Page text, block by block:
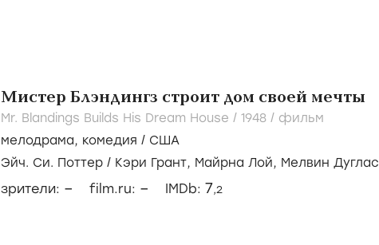
Мистер Блэндингз строит дом своей мечты
Mr. Blandings Builds His Dream House / 1948 / фильм
мелодрама, комедия / США
Эйч. Си. Поттер / Кэри Грант, Майрна Лой, Мелвин Дуглас
зрители: – film.ru: – IMDb: 7,2